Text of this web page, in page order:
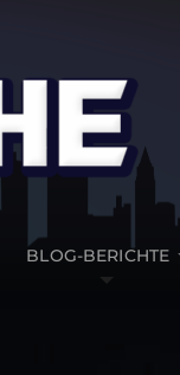
BLOG-BERICHTE